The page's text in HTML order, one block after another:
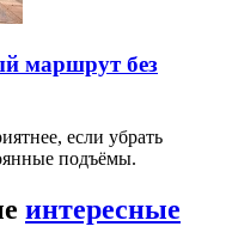
маршрут без
если убрать
подъёмы.
интересные